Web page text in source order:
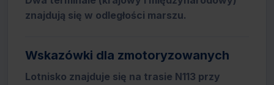
znajdują się w odległości marszu.
Wskazówki dla zmotoryzowanych
Lotnisko znajduje się na trasie N113 przy